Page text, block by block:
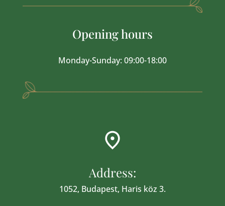
Opening hours
Monday-Sunday: 09:00-18:00
Address:
1052, Budapest, Haris köz 3.